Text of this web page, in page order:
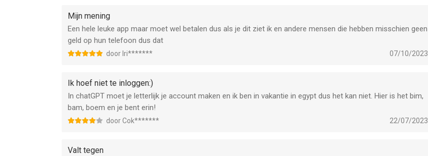
Mijn mening
Een hele leuke app maar moet wel betalen dus als je dit ziet ik en andere mensen die hebben misschien geen
geld op hun telefoon dus dat
door Iri******* 07/10/2023
Ik hoef niet te inloggen:)
In chatGPT moet je letterlijk je account maken en ik ben in vakantie in egypt dus het kan niet. Hier is het bim,
bam, boem en je bent erin!
door Cok******* 22/07/2023
Valt tegen